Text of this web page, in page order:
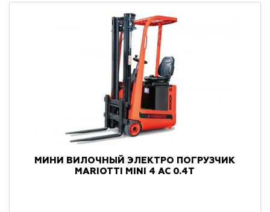
МИНИ ВИЛОЧНЫЙ ЭЛЕКТРО ПОГРУЗЧИК
MARIOTTI MINI 4 AC 0.4Т